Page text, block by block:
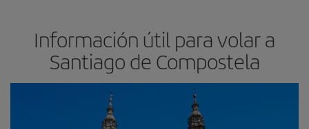
Información útil para volar a
Santiago de Compostela